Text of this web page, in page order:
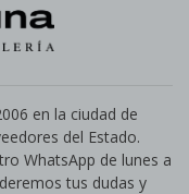
en la ciudad de
del Estado.
WhatsApp de lunes a
tus dudas y